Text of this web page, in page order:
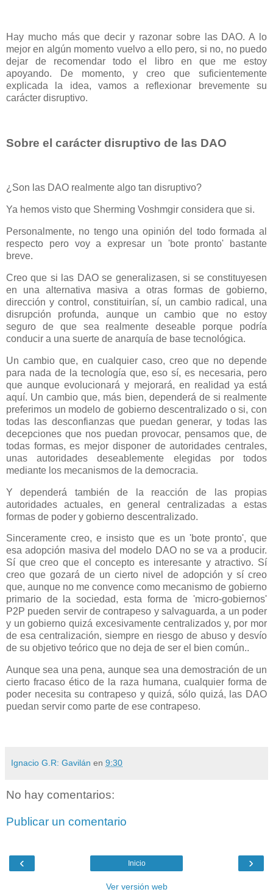
Hay mucho más que decir y razonar sobre las DAO. A lo
mejor en algún momento vuelvo a ello pero, si no, no puedo
dejar de recomendar todo el libro en que me estoy
apoyando. De momento, y creo que suficientemente
explicada la idea, vamos a reflexionar brevemente su
carácter disruptivo.
Sobre el carácter disruptivo de las DAO
¿Son las DAO realmente algo tan disruptivo?
Ya hemos visto que Sherming Voshmgir considera que si.
Personalmente, no tengo una opinión del todo formada al
respecto pero voy a expresar un 'bote pronto' bastante
breve.
Creo que si las DAO se generalizasen, si se constituyesen
en una alternativa masiva a otras formas de gobierno,
dirección y control, constituirían, sí, un cambio radical, una
disrupción profunda, aunque un cambio que no estoy
seguro de que sea realmente deseable porque podría
conducir a una suerte de anarquía de base tecnológica.
Un cambio que, en cualquier caso, creo que no depende
para nada de la tecnología que, eso sí, es necesaria, pero
que aunque evolucionará y mejorará, en realidad ya está
aquí. Un cambio que, más bien, dependerá de si realmente
preferimos un modelo de gobierno descentralizado o si, con
todas las desconfianzas que puedan generar, y todas las
decepciones que nos puedan provocar, pensamos que, de
todas formas, es mejor disponer de autoridades centrales,
unas autoridades deseablemente elegidas por todos
mediante los mecanismos de la democracia.
Y dependerá también de la reacción de las propias
autoridades actuales, en general centralizadas a estas
formas de poder y gobierno descentralizado.
Sinceramente creo, e insisto que es un 'bote pronto', que
esa adopción masiva del modelo DAO no se va a producir.
Sí que creo que el concepto es interesante y atractivo. Sí
creo que gozará de un cierto nivel de adopción y sí creo
que, aunque no me convence como mecanismo de gobierno
primario de la sociedad, esta forma de 'micro-gobiernos'
P2P pueden servir de contrapeso y salvaguarda, a un poder
y un gobierno quizá excesivamente centralizados y, por mor
de esa centralización, siempre en riesgo de abuso y desvío
de su objetivo teórico que no deja de ser el bien común..
Aunque sea una pena, aunque sea una demostración de un
cierto fracaso ético de la raza humana, cualquier forma de
poder necesita su contrapeso y quizá, sólo quizá, las DAO
puedan servir como parte de ese contrapeso.
Ignacio G.R: Gavilán en 9:30
No hay comentarios:
Publicar un comentario
‹ ›
Inicio
Ver versión web